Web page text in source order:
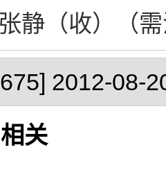
静（收）（
2012-08-
关